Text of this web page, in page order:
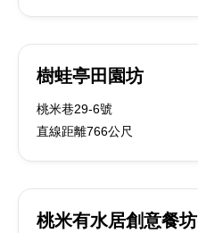
樹蛙亭田園坊
桃米巷29-6號
直線距離766公尺
桃米有水居創意餐坊